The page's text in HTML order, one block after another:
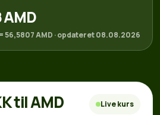
AMD
56,5807 AMD · opdateret 08.08.2026
til AMD Live kurs